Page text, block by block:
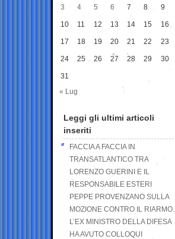
3 4 5 6 7 8 9
10 11 12 13 14 15 16
17 18 19 20 21 22 23
24 25 26 27 28 29 30
31
« Lug
Leggi gli ultimi articoli
inseriti
FACCIA A FACCIA IN
TRANSATLANTICO TRA
LORENZO GUERINI E IL
RESPONSABILE ESTERI
PEPPE PROVENZANO SULLA
MOZIONE CONTRO IL RIARMO.
L’EX MINISTRO DELLA DIFESA
HA AVUTO COLLOQUI